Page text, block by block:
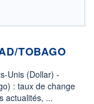
6,775
6,785
TOBAGO
Unis (Dollar) -
: taux de change
actualités, ...